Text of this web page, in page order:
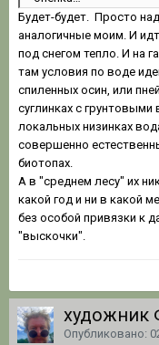
Будет-будет. Просто
аналогичные моим. И
под снегом тепло. И на
там условия по воде
спиленных осин, или
суглинках с
локальных низинках
совершенно
биотопах.
А в "среднем лесу" их
какой год и ни в какой
без особой привязки к
"выскочки".
художник
Опубликовано: